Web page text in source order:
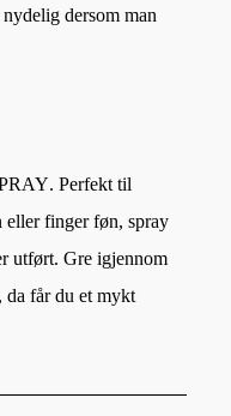
dersom man
. Perfekt til
eller finger føn, spray
utført. Gre igjennom
da får du et mykt